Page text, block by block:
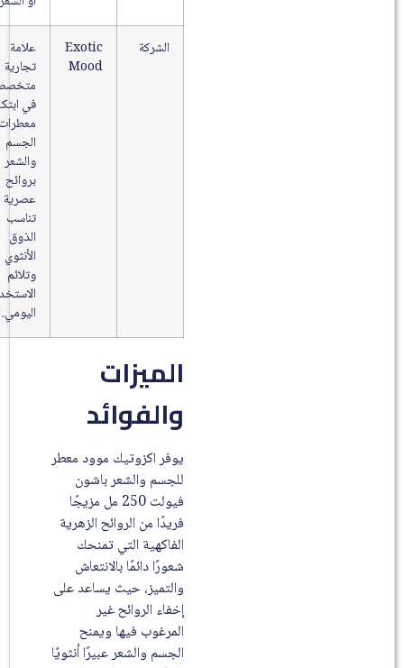
الشركة
Exotic
Mood
تجارية
متخصصة
في ابتكار
معطرات
الجسم
والشعر
بروائح
عصرية
تناسب
الأنثوي
وتلائم
الاستخدام
اليومي.
الميزات
والفوائد
يوفر اكزوتيك موود معطر
للجسم والشعر باشون
فيولت 250 مل مزيجًا
فريدًا من الروائح الزهرية
الفاكهية التي تمنحك
شعورًا دائمًا بالانتعاش
والتميز، حيث يساعد على
إخفاء الروائح غير
المرغوب فيها ويمنح
الجسم والشعر عبيرًا أنثويًا